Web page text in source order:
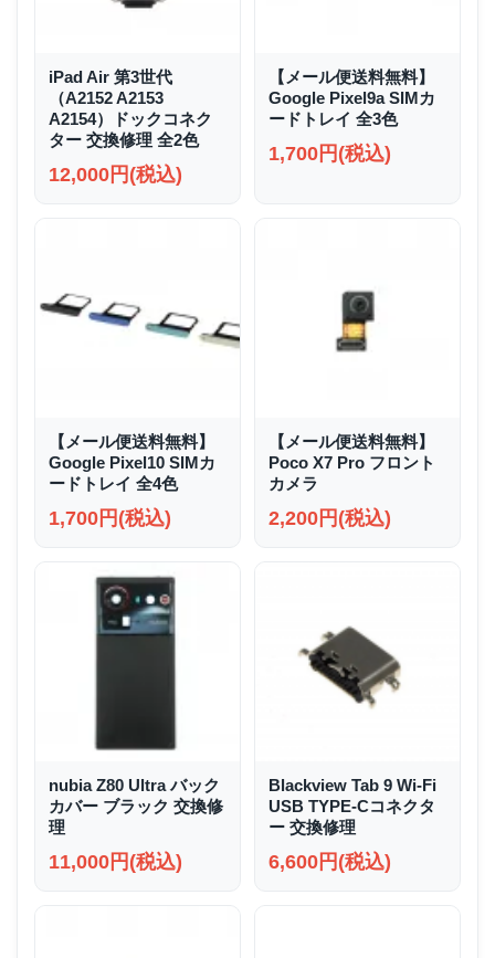
iPad Air 第3世代
（A2152 A2153
A2154）ドックコネク
ター 交換修理 全2色
12,000円(税込)
【メール便送料無料】
Google Pixel9a SIMカ
ードトレイ 全3色
1,700円(税込)
【メール便送料無料】
Google Pixel10 SIMカ
ードトレイ 全4色
1,700円(税込)
【メール便送料無料】
Poco X7 Pro フロント
カメラ
2,200円(税込)
nubia Z80 Ultra バック
カバー ブラック 交換修
理
11,000円(税込)
Blackview Tab 9 Wi-Fi
USB TYPE-Cコネクタ
ー 交換修理
6,600円(税込)